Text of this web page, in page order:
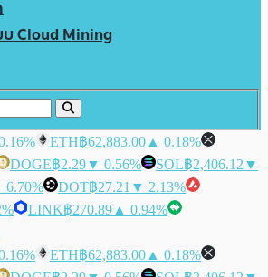
Cloud Mining
ETH฿62,883.00 ▲ 0.18%
DOGE฿2.29▼ 0.56% SOL฿2,406.12 ▼
6.70% DOT฿27.21 ▼ 2.13%
LINK฿270.89 ▲ 0.94%
ETH฿62,883.00 ▲ 0.18%